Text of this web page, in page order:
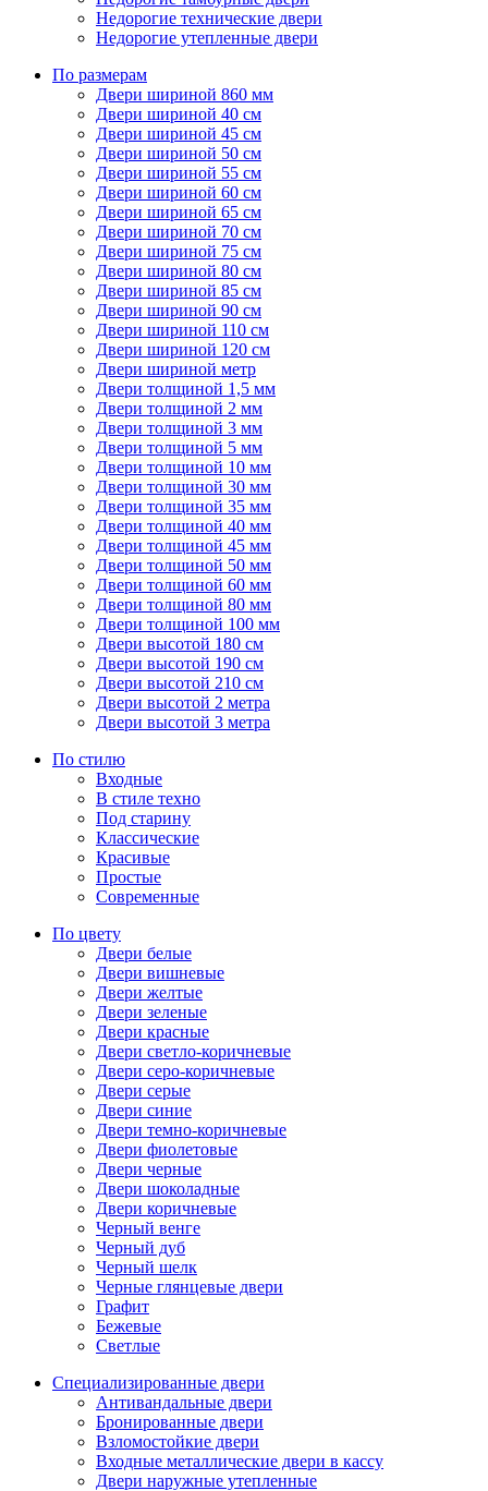
Недорогие технические двери
Недорогие утепленные двери
По размерам
Двери шириной 860 мм
Двери шириной 40 см
Двери шириной 45 см
Двери шириной 50 см
Двери шириной 55 см
Двери шириной 60 см
Двери шириной 65 см
Двери шириной 70 см
Двери шириной 75 см
Двери шириной 80 см
Двери шириной 85 см
Двери шириной 90 см
Двери шириной 110 см
Двери шириной 120 см
Двери шириной метр
Двери толщиной 1,5 мм
Двери толщиной 2 мм
Двери толщиной 3 мм
Двери толщиной 5 мм
Двери толщиной 10 мм
Двери толщиной 30 мм
Двери толщиной 35 мм
Двери толщиной 40 мм
Двери толщиной 45 мм
Двери толщиной 50 мм
Двери толщиной 60 мм
Двери толщиной 80 мм
Двери толщиной 100 мм
Двери высотой 180 см
Двери высотой 190 см
Двери высотой 210 см
Двери высотой 2 метра
Двери высотой 3 метра
По стилю
Входные
В стиле техно
Под старину
Классические
Красивые
Простые
Современные
По цвету
Двери белые
Двери вишневые
Двери желтые
Двери зеленые
Двери красные
Двери светло-коричневые
Двери серо-коричневые
Двери серые
Двери синие
Двери темно-коричневые
Двери фиолетовые
Двери черные
Двери шоколадные
Двери коричневые
Черный венге
Черный дуб
Черный шелк
Черные глянцевые двери
Графит
Бежевые
Светлые
Специализированные двери
Антивандальные двери
Бронированные двери
Взломостойкие двери
Входные металлические двери в кассу
Двери наружные утепленные